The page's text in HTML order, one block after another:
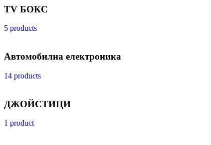
TV БОКС
5 products
Автомобилна електроника
14 products
ДЖОЙСТИЦИ
1 product